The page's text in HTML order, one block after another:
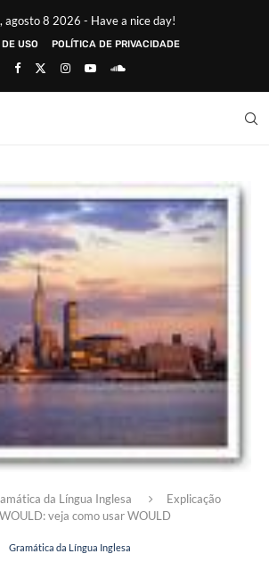
agosto 8 2026 - Have a nice day!
USO POLÍTICA DE PRIVACIDADE
da Língua Inglesa
Explicação
veja como usar WOULD
Gramática da Língua Inglesa